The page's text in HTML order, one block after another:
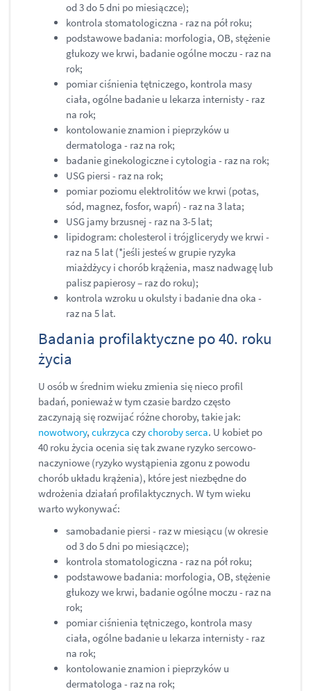
od 3 do 5 dni po miesiączce);
kontrola stomatologiczna - raz na pół roku;
podstawowe badania: morfologia, OB, stężenie
głukozy we krwi, badanie ogólne moczu - raz na
rok;
pomiar ciśnienia tętniczego, kontrola masy
ciała, ogólne badanie u lekarza internisty - raz
na rok;
kontolowanie znamion i pieprzyków u
dermatologa - raz na rok;
badanie ginekologiczne i cytologia - raz na rok;
USG piersi - raz na rok;
pomiar poziomu elektrolitów we krwi (potas,
sód, magnez, fosfor, wapń) - raz na 3 lata;
USG jamy brzusnej - raz na 3-5 lat;
lipidogram: cholesterol i trójglicerydy we krwi -
raz na 5 lat (*jeśli jesteś w grupie ryzyka
miażdżycy i chorób krążenia, masz nadwagę lub
palisz papierosy – raz do roku);
kontrola wzroku u okulsty i badanie dna oka -
raz na 5 lat.
Badania profilaktyczne po 40. roku
życia
U osób w średnim wieku zmienia się nieco profil
badań, ponieważ w tym czasie bardzo często
zaczynają się rozwijać różne choroby, takie jak:
nowotwory, cukrzyca czychoroby serca. U kobiet po
40 roku życia ocenia się tak zwane ryzyko sercowo-
naczyniowe (ryzyko wystąpienia zgonu z powodu
chorób układu krążenia), które jest niezbędne do
wdrożenia działań profilaktycznych. W tym wieku
warto wykonywać:
samobadanie piersi - raz w miesiącu (w okresie
od 3 do 5 dni po miesiączce);
kontrola stomatologiczna - raz na pół roku;
podstawowe badania: morfologia, OB, stężenie
głukozy we krwi, badanie ogólne moczu - raz na
rok;
pomiar ciśnienia tętniczego, kontrola masy
ciała, ogólne badanie u lekarza internisty - raz
na rok;
kontolowanie znamion i pieprzyków u
dermatologa - raz na rok;